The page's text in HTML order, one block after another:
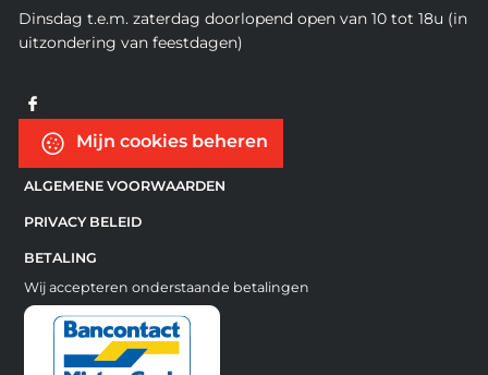
Dinsdag t.e.m. zaterdag doorlopend open van 10 tot 18u (in
uitzondering van feestdagen)
Mijn cookies beheren
ALGEMENE VOORWAARDEN
PRIVACY BELEID
BETALING
Wij accepteren onderstaande betalingen